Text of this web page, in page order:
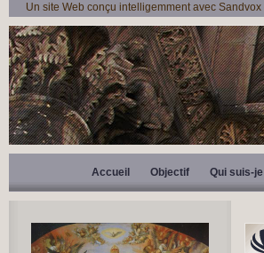
Un site Web conçu intelligemment avec Sandvox
Accueil Objectif Qui suis-je